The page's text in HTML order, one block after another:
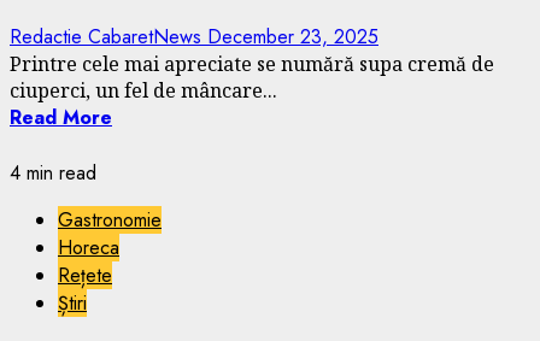
Redactie CabaretNews December 23, 2025
Printre cele mai apreciate se numără supa cremă de
ciuperci, un fel de mâncare...
Read More
4 min read
Gastronomie
Horeca
Rețete
Știri